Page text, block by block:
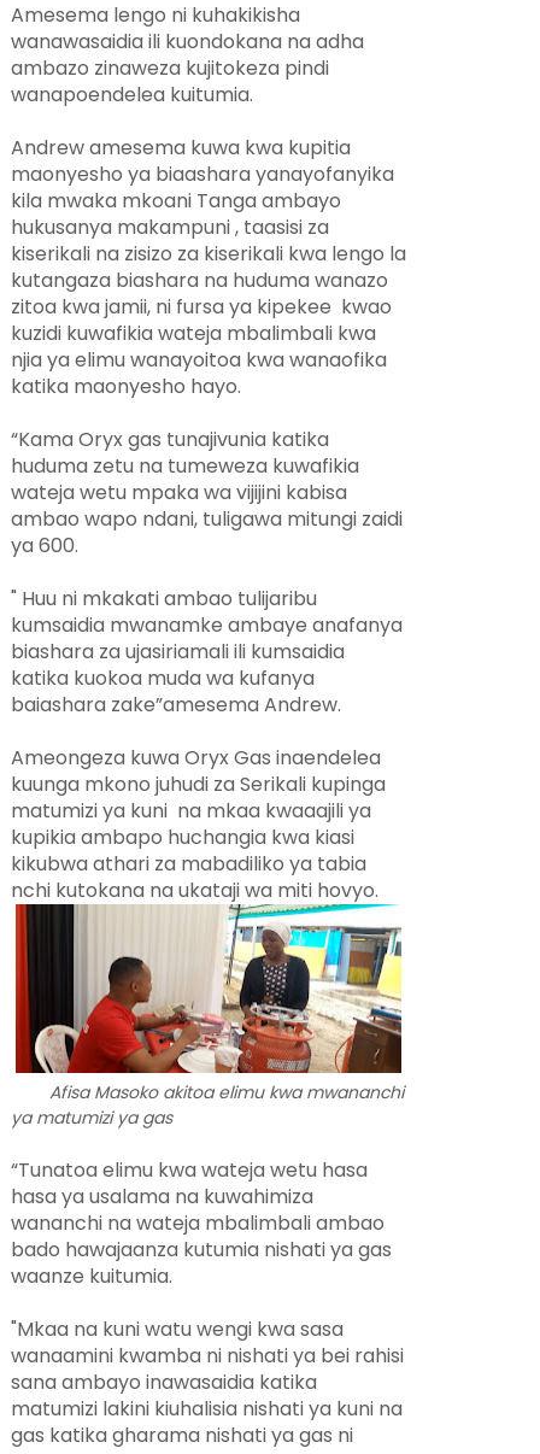
Amesema lengo ni kuhakikisha
wanawasaidia ili kuondokana na adha
ambazo zinaweza kujitokeza pindi
wanapoendelea kuitumia.
Andrew amesema kuwa kwa kupitia
maonyesho ya biaashara yanayofanyika
kila mwaka mkoani Tanga ambayo
hukusanya makampuni , taasisi za
kiserikali na zisizo za kiserikali kwa lengo la
kutangaza biashara na huduma wanazo
zitoa kwa jamii, ni fursa ya kipekee kwao
kuzidi kuwafikia wateja mbalimbali kwa
njia ya elimu wanayoitoa kwa wanaofika
katika maonyesho hayo.
“Kama Oryx gas tunajivunia katika
huduma zetu na tumeweza kuwafikia
wateja wetu mpaka wa vijijini kabisa
ambao wapo ndani, tuligawa mitungi zaidi
ya 600.
" Huu ni mkakati ambao tulijaribu
kumsaidia mwanamke ambaye anafanya
biashara za ujasiriamali ili kumsaidia
katika kuokoa muda wa kufanya
baiashara zake”amesema Andrew.
Ameongeza kuwa Oryx Gas inaendelea
kuunga mkono juhudi za Serikali kupinga
matumizi ya kuni na mkaa kwaaajili ya
kupikia ambapo huchangia kwa kiasi
kikubwa athari za mabadiliko ya tabia
nchi kutokana na ukataji wa miti hovyo.
Afisa Masoko akitoa elimu kwa mwananchi
ya matumizi ya gas
“Tunatoa elimu kwa wateja wetu hasa
hasa ya usalama na kuwahimiza
wananchi na wateja mbalimbali ambao
bado hawajaanza kutumia nishati ya gas
waanze kuitumia.
"Mkaa na kuni watu wengi kwa sasa
wanaamini kwamba ni nishati ya bei rahisi
sana ambayo inawasaidia katika
matumizi lakini kiuhalisia nishati ya kuni na
gas katika gharama nishati ya gas ni